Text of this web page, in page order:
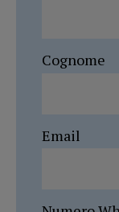
Cognome
Email